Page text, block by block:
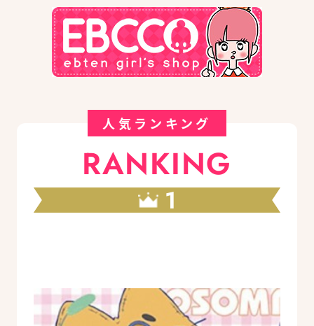
人気ランキング
RANKING
1